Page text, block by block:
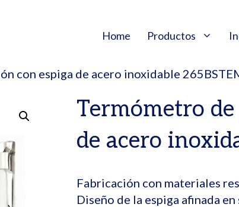
Home Productos
con espiga de acero inoxidable
Termómetro
de acero
Fabricación con materiales
Diseño de la espiga afinada